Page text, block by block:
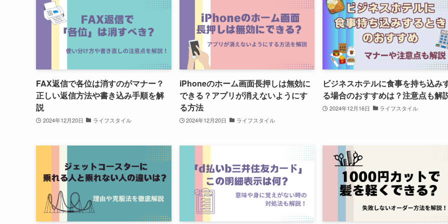
FAX返信で各位は消すのがマナー？
正しい返信方法や書き込み手順を解
説
2024年12月20日 ライフスタイル
iPhoneのホーム画面長押しは無効に
できる？アプリが消えないようにす
る方法
2024年12月20日 ライフスタイル
ビジネスホテルに食事を持ち込み
る場合のおすすめは？注意点も解
2024年12月16日 ライフスタイル